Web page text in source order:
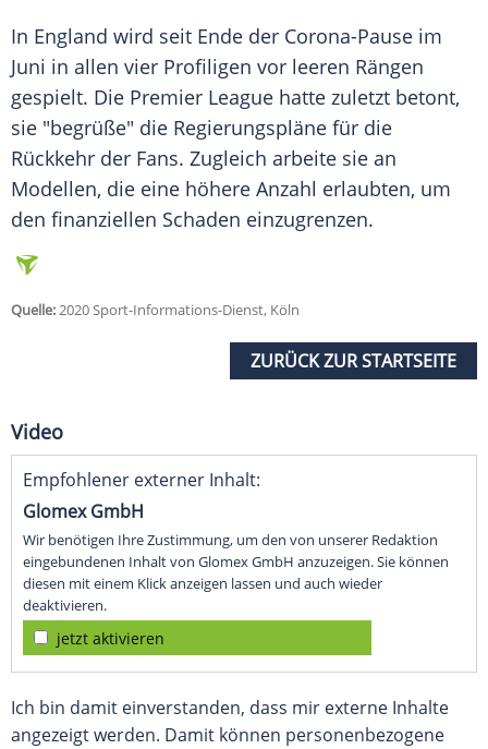
In England wird seit Ende der Corona-Pause im
Juni in allen vier Profiligen vor leeren Rängen
gespielt. Die Premier League hatte zuletzt betont,
sie "begrüße" die Regierungspläne für die
Rückkehr der Fans. Zugleich arbeite sie an
Modellen, die eine höhere Anzahl erlaubten, um
den finanziellen Schaden einzugrenzen.
Quelle:2020 Sport-Informations-Dienst, Köln
ZURÜCK ZUR STARTSEITE
Video
Empfohlener externer Inhalt:
Glomex GmbH
Wir benötigen Ihre Zustimmung, um den von unserer Redaktion
eingebundenen Inhalt von Glomex GmbH anzuzeigen. Sie können
diesen mit einem Klick anzeigen lassen und auch wieder
deaktivieren.
jetzt aktivieren
Ich bin damit einverstanden, dass mir externe Inhalte
angezeigt werden. Damit können personenbezogene